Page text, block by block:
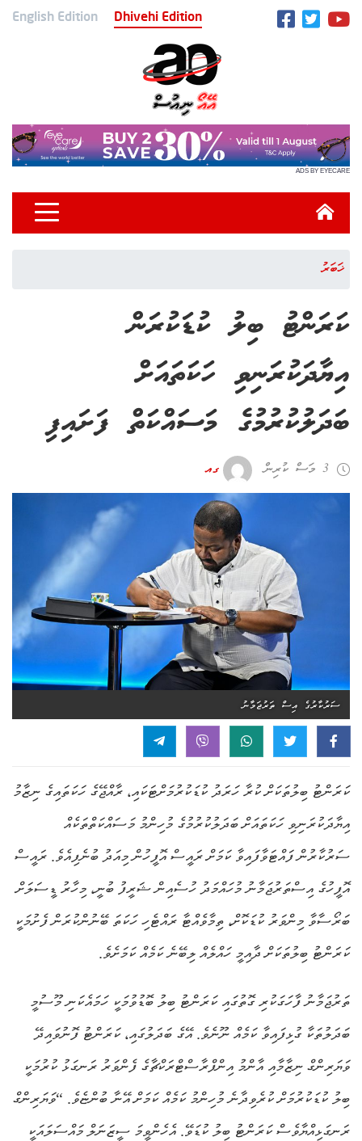
English Edition Dhivehi Edition
ADS BY EYECARE
ޚަބަރު
ކަރަންޓު ބިލު ކުޑަކުރަން
އިޔާދަކުރަނިވި ހަކަތައަށް
ބަދަލުކުރުމުގެ މަސައްކަތް ފަށައިފި
3 މަސް ކުރިން ގއ
ސަރުކާރުގެ އިސް ތަރުޖަމާނު
ކަރަންޓު ބިލުތަކަށް ކުރާ ހަރަދު ކުޑަކުރުމަށްޓަކައި، ރާއްޖޭގެ ހަކަތައިގެ ނިޒާމު
އިޔާދަކުރަނިވި ހަކަތައަށް ބަދަލުކުރުމުގެ މުހިންމު މަސައްކަތްތަކެއް
ސަރުކާރުން ފައްޓަވާފައިވާ ކަމަށް ރައީސް އޮފީހުން މިއަދު ބުނެފިއެވެ. ރައީސް
އޮފީހުގެ އިސްތަރުޖަމާނު މުހައްމަދު ހުސެއިން ޝަރީފު ބުނީ، މިހާރު ޑީސަލަށް
ބަރޯސާވާ މިންވަރު ކުޑަކޮށް، ތިމާވެއްޓާ ރައްޓެހި ހަކަތަ ބޭނުންކުރަން ފެށުމަކީ
ކަރަންޓު ބިލުތަކަށް ދާއިމީ ހައްލެއް ލިބޭނެ ކަމެއް ކަމަށެވެ.
ތަރުޖަމާނު ފާހަގަކުރި ގޮތުގައި ކަރަންޓު ބިލު ބޮޑުވުމަކީ ހަމައެކަނި މޫސުމީ
ބަދަލުތަކާ ގުޅިފައިވާ ކަމެއް ނޫނެވެ. އޭގެ ބަދަލުގައި، ކަރަންޓު ފޮނުވައިދޭ
ވަޔަރިންގް ނިޒާމާއި އާންމު އިންފްރާސްޓްރަކްޗާގެ ފެންވަރު ރަނގަޅު ކުރުމަކީ
ބިލު ކުޑަކުރުމަށް ކުރެވިދާނެ މުހިންމު ކަމެއް ކަމަށް އޭނާ ބުންޏެވެ. “ވަޔަރިންގް
ރަނގަޅިއްޔާވެސް ކަރަންޓު ބިލު ކުޑަވޭ. އެހެންވީމަ ސީޒަނަލް މައްސަލައަކީ